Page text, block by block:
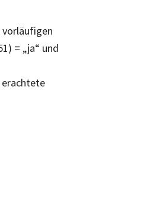
= „ja“ und
erachtete